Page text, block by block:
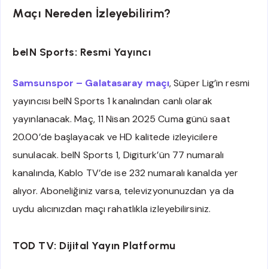
Maçı Nereden İzleyebilirim?
beIN Sports: Resmi Yayıncı
Samsunspor – Galatasaray maçı, Süper Lig’in resmi
yayıncısı beIN Sports 1 kanalından canlı olarak
yayınlanacak. Maç, 11 Nisan 2025 Cuma günü saat
20.00’de başlayacak ve HD kalitede izleyicilere
sunulacak. beIN Sports 1, Digiturk’ün 77 numaralı
kanalında, Kablo TV’de ise 232 numaralı kanalda yer
alıyor. Aboneliğiniz varsa, televizyonunuzdan ya da
uydu alıcınızdan maçı rahatlıkla izleyebilirsiniz.
TOD TV: Dijital Yayın Platformu